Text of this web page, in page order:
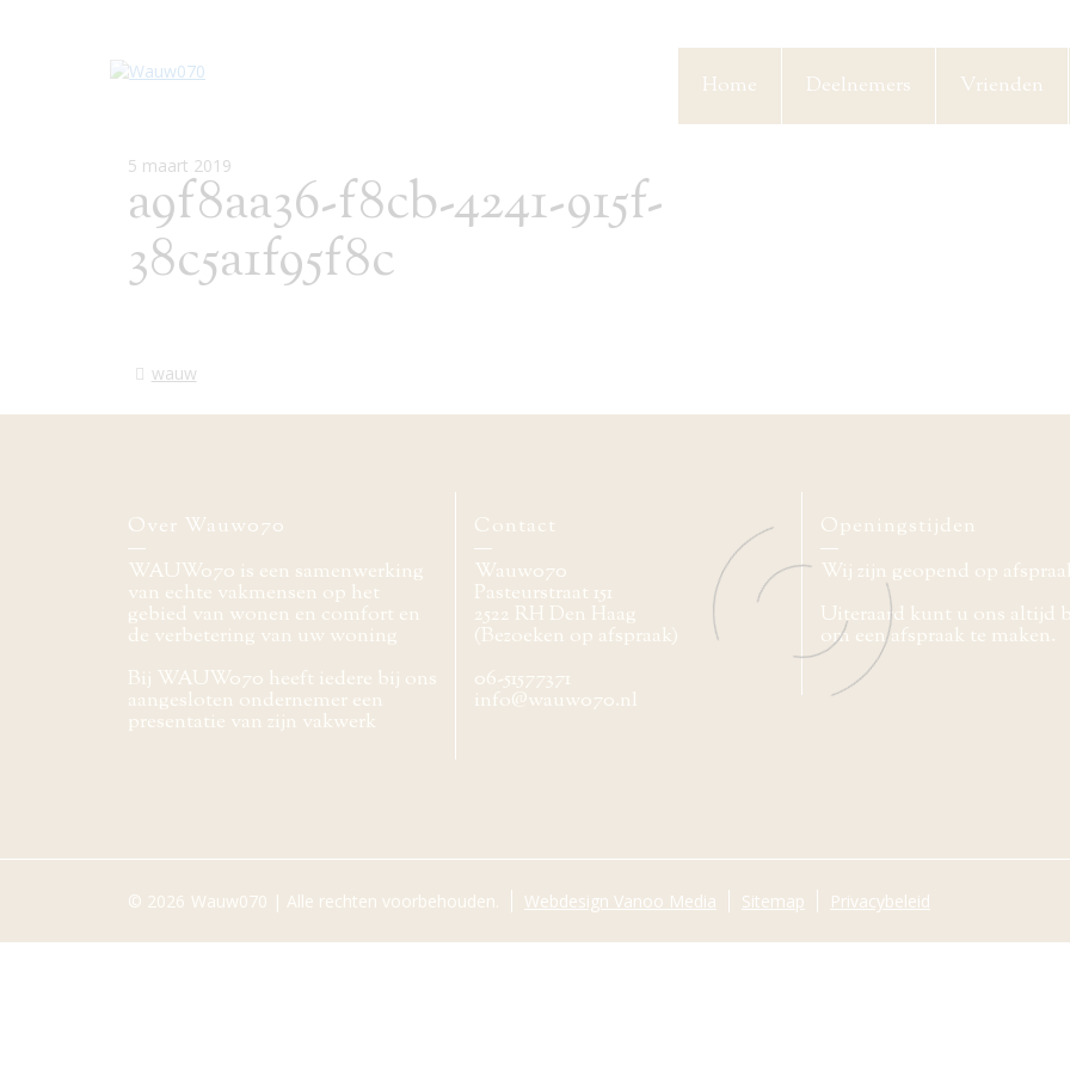
Home Deelnemers Vrienden
5 maart 2019
a9f8aa36-f8cb-4241-915f-
38c5a1f95f8c
wauw
Over Wauw070
WAUW070 is een samenwerking
van echte vakmensen op het
gebied van wonen en comfort en
de verbetering van uw woning
Bij WAUW070 heeft iedere bij ons
aangesloten ondernemer een
presentatie van zijn vakwerk
Contact
Wauw070
Pasteurstraat 151
2522 RH Den Haag
(Bezoeken op afspraak)
06-51577371
info@wauw070.nl
Openingstijden
Wij zijn geopend op
Uiteraard kunt u ons altijd
om een afspraak te maken.
© 2026 Wauw070 | Alle rechten voorbehouden. Webdesign Vanoo Media Sitemap Privacybeleid